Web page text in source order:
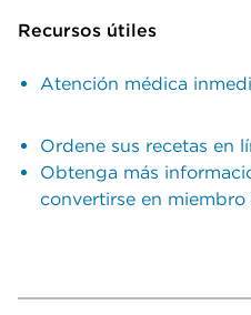
Recursos útiles
Atención médica
Ordene sus recetas en
Obtenga más
convertirse en